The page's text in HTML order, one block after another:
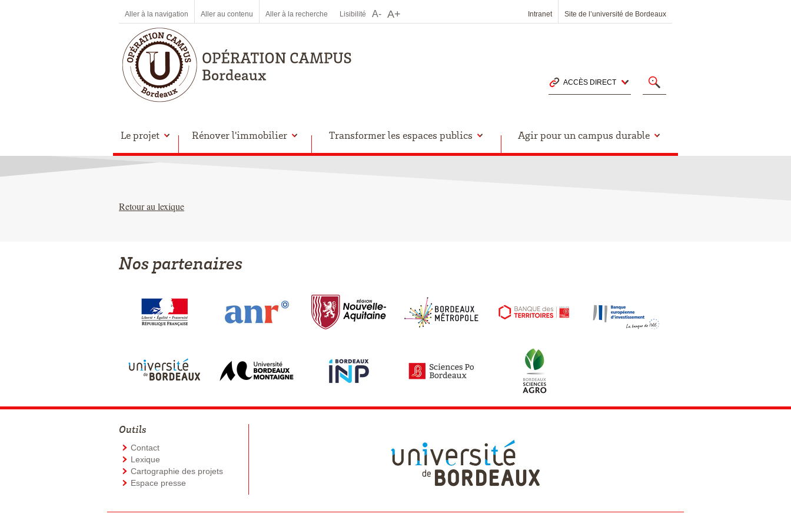
Aller à la navigation Aller au contenu Aller à la recherche Lisibilité A- A+ Intranet Site de l’université de Bordeaux
ACCÈS DIRECT
Le projet Rénover l'immobilier Transformer les espaces publics Agir pour un campus durable
Retour au lexique
Nos partenaires
Outils
Contact
Lexique
Cartographie des projets
Espace presse